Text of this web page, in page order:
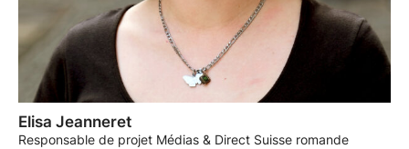
Elisa Jeanneret
Responsable de projet Médias & Direct Suisse romande